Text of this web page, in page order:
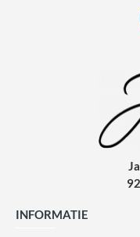
INFORMATIE